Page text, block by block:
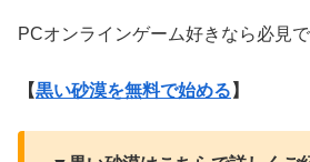
PCオンラインゲーム好きなら必見で
【黒い砂漠を無料で始める 】